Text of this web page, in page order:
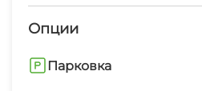
Опции
Парковка